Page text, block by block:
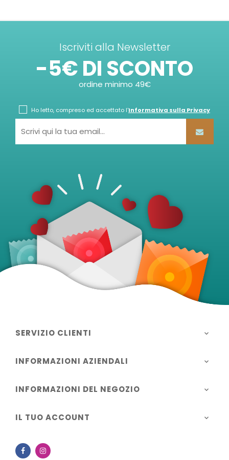
Iscriviti alla Newsletter
-5€ DI SCONTO
ordine minimo 49€
Ho letto, compreso ed accettato l'Informativa sulla Privacy
SERVIZIO CLIENTI 
INFORMAZIONI AZIENDALI 
INFORMAZIONI DEL NEGOZIO 
IL TUO ACCOUNT 
Facebook